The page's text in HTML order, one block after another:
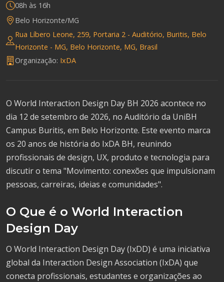
08h às 16h
Belo Horizonte/MG
Rua Líbero Leone, 259, Portaria 2 - Auditório, Buritis, Belo
Horizonte - MG, Belo Horizonte, MG, Brasil
Organização: IxDA
O World Interaction Design Day BH 2026 acontece no
dia 12 de setembro de 2026, no Auditório da UniBH
Campus Buritis, em Belo Horizonte. Este evento marca
os 20 anos de história do IxDA BH, reunindo
profissionais de design, UX, produto e tecnologia para
discutir o tema "Movimento: conexões que impulsionam
pessoas, carreiras, ideias e comunidades".
O Que é o World Interaction
Design Day
O World Interaction Design Day (IxDD) é uma iniciativa
global da Interaction Design Association (IxDA) que
conecta profissionais, estudantes e organizações ao